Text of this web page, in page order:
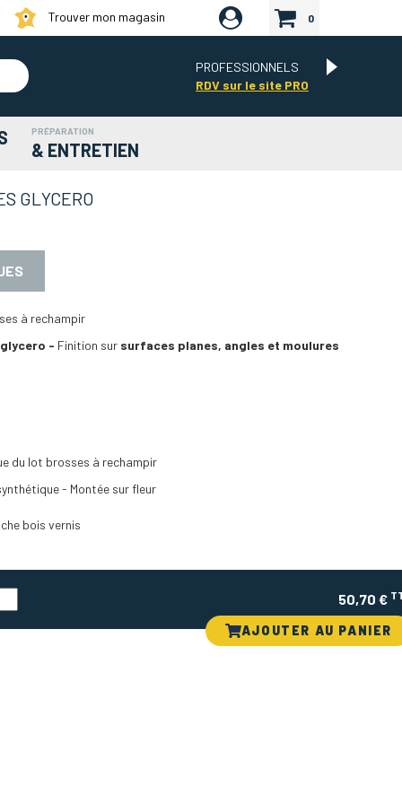
Trouver mon magasin 0
PROFESSIONNELS
RDV sur le site PRO
PRÉPARATION
& ENTRETIEN
GLYCERO
à rechampir
- Finition sur surfaces planes, angles et moulures
du lot brosses à rechampir
- Montée sur fleur
bois vernis
50,70 €
AJOUTER AU PANIER